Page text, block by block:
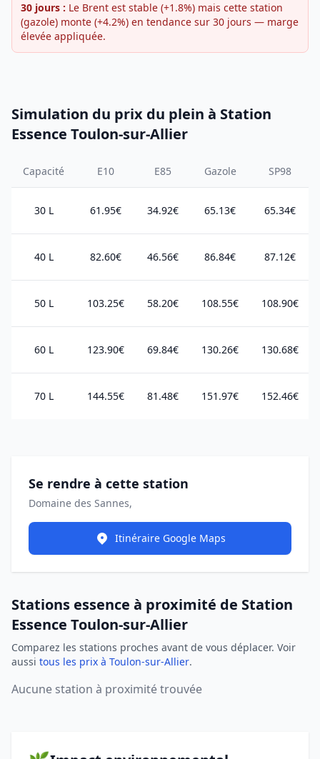
30 jours : Le Brent est stable (+1.8%) mais cette station
(gazole) monte (+4.2%) en tendance sur 30 jours — marge
élevée appliquée.
Simulation du prix du plein à Station
Essence Toulon-sur-Allier
Capacité E10 E85 Gazole SP98
30 L 61.95€ 34.92€ 65.13€ 65.34€
40 L 82.60€ 46.56€ 86.84€ 87.12€
50 L 103.25€ 58.20€ 108.55€ 108.90€
60 L 123.90€ 69.84€ 130.26€ 130.68€
70 L 144.55€ 81.48€ 151.97€ 152.46€
Se rendre à cette station
Domaine des Sannes,
Itinéraire Google Maps
Stations essence à proximité de Station
Essence Toulon-sur-Allier
Comparez les stations proches avant de vous déplacer. Voir
aussi tous les prix à Toulon-sur-Allier.
Aucune station à proximité trouvée